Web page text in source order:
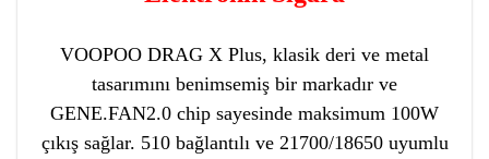
VOOPOO DRAG X Plus, klasik deri ve metal
tasarımını benimsemiş bir markadır ve
GENE.FAN2.0 chip sayesinde maksimum 100W
çıkış sağlar. 510 bağlantılı ve 21700/18650 uyumlu